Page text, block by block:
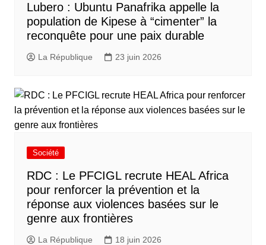
Lubero : Ubuntu Panafrika appelle la
population de Kipese à “cimenter” la
reconquête pour une paix durable
La République 23 juin 2026
Société
RDC : Le PFCIGL recrute HEAL Africa
pour renforcer la prévention et la
réponse aux violences basées sur le
genre aux frontières
La République 18 juin 2026